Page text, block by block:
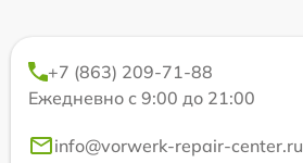
+7 (863) 209-71-88
Ежедневно с 9:00 до 21:00
info@vorwerk-repair-center.ru